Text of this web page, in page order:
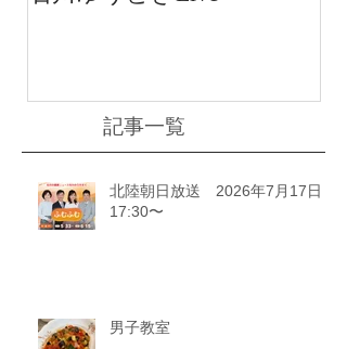
記事一覧
北陸朝日放送 2026年7月17日
17:30〜
男子教室